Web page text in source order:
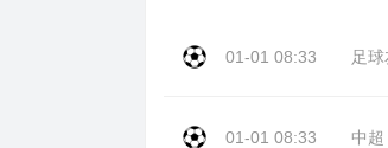
01-01 08:33 足
01-01 08:33 中超